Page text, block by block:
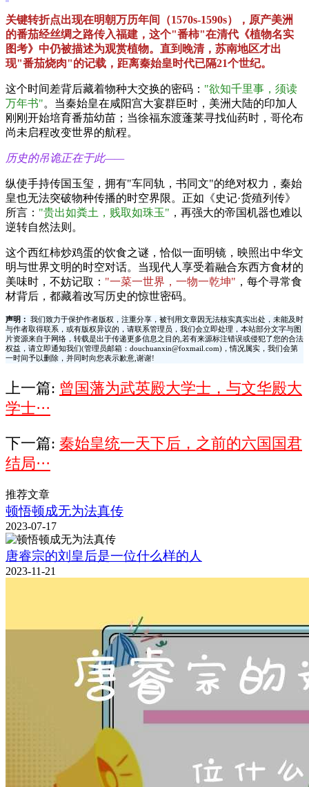
关键转折点出现在明朝万历年间（1570s-1590s），原产美洲
的番茄经丝绸之路传入福建，这个"番柿"在清代《植物名实
图考》中仍被描述为观赏植物。直到晚清，苏南地区才出
现"番茄烧肉"的记载，距离秦始皇时代已隔21个世纪。
这个时间差背后藏着物种大交换的密码： "欲知千里事，须读
万年书"。当秦始皇在咸阳宫大宴群臣时，美洲大陆的印加人
刚刚开始培育番茄幼苗；当徐福东渡蓬莱寻找仙药时，哥伦布
尚未启程改变世界的航程。
历史的吊诡正在于此——
纵使手持传国玉玺，拥有"车同轨，书同文"的绝对权力，秦始
皇也无法突破物种传播的时空界限。正如《史记·货殖列传》
所言： "贵出如粪土，贱取如珠玉" ，再强大的帝国机器也难以
逆转自然法则。
这个西红柿炒鸡蛋的饮食之谜，恰似一面明镜，映照出中华文
明与世界文明的时空对话。当现代人享受着融合东西方食材的
美味时，不妨记取： "一菜一世界，一物一乾坤" ，每个寻常食
材背后，都藏着改写历史的惊世密码。
声明：
我们致力于保护作者版权，注重分享，被刊用文章因无法核实真实出处，未能及时
与作者取得联系，或有版权异议的，请联系管理员，我们会立即处理，本站部分文字与图
片资源来自于网络，转载是出于传递更多信息之目的,若有来源标注错误或侵犯了您的合法
权益，请立即通知我们(管理员邮箱：douchuanxin@foxmail.com)，情况属实，我们会第
一时间予以删除，并同时向您表示歉意,谢谢!
上一篇: 曾国藩为武英殿大学士，与文华殿大
学士···
下一篇: 秦始皇统一天下后，之前的六国国君
结局···
推荐文章
顿悟顿成无为法真传
2023-07-17
唐睿宗的刘皇后是一位什么样的人
2023-11-21